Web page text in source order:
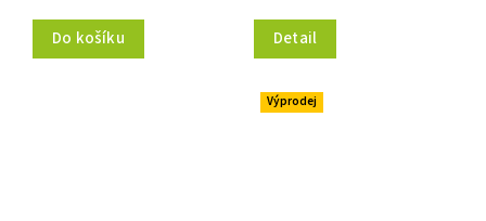
Do košíku Detail
Výprodej